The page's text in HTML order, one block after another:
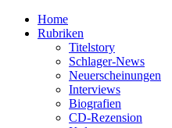
Home
Rubriken
Titelstory
Schlager-News
Neuerscheinungen
Interviews
Biografien
CD-Rezension